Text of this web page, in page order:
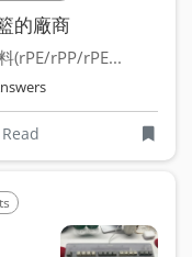
的廠商
(rPE/rPP/rPE...